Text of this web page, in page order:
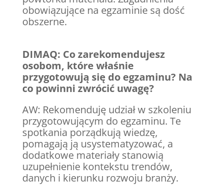
obowiązujące na egzaminie są dość
obszerne.
DIMAQ: Co zarekomendujesz
osobom, które właśnie
przygotowują się do egzaminu? Na
co powinni zwrócić uwagę?
AW: Rekomenduję udział w szkoleniu
przygotowującym do egzaminu. Te
spotkania porządkują wiedzę,
pomagają ją usystematyzować, a
dodatkowe materiały stanowią
uzupełnienie kontekstu trendów,
danych i kierunku rozwoju branży.